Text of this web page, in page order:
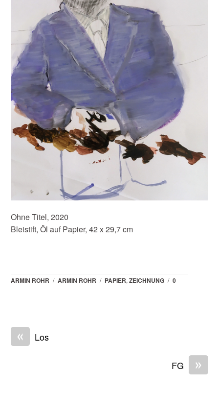
Ohne Titel, 2020
Bleistift, Öl auf Papier, 42 x 29,7 cm
ARMIN ROHR / ARMIN ROHR / PAPIER,ZEICHNUNG / 0
« Los
»
FG